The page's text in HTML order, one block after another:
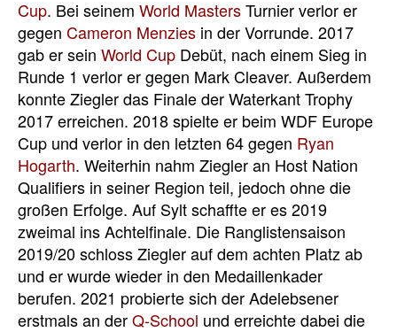
Cup. Bei seinem World MastersTurnier verlor er
gegen Cameron Menzies in der Vorrunde. 2017
gab er sein World Cup Debüt, nach einem Sieg in
Runde 1 verlor er gegen Mark Cleaver. Außerdem
konnte Ziegler das Finale der Waterkant Trophy
2017 erreichen. 2018 spielte er beim WDF Europe
Cup und verlor in den letzten 64 gegen Ryan
Hogarth. Weiterhin nahm Ziegler an Host Nation
Qualifiers in seiner Region teil, jedoch ohne die
großen Erfolge. Auf Sylt schaffte er es 2019
zweimal ins Achtelfinale. Die Ranglistensaison
2019/20 schloss Ziegler auf dem achten Platz ab
und er wurde wieder in den Medaillenkader
berufen. 2021 probierte sich der Adelebsener
erstmals an derQ-School und erreichte dabei die